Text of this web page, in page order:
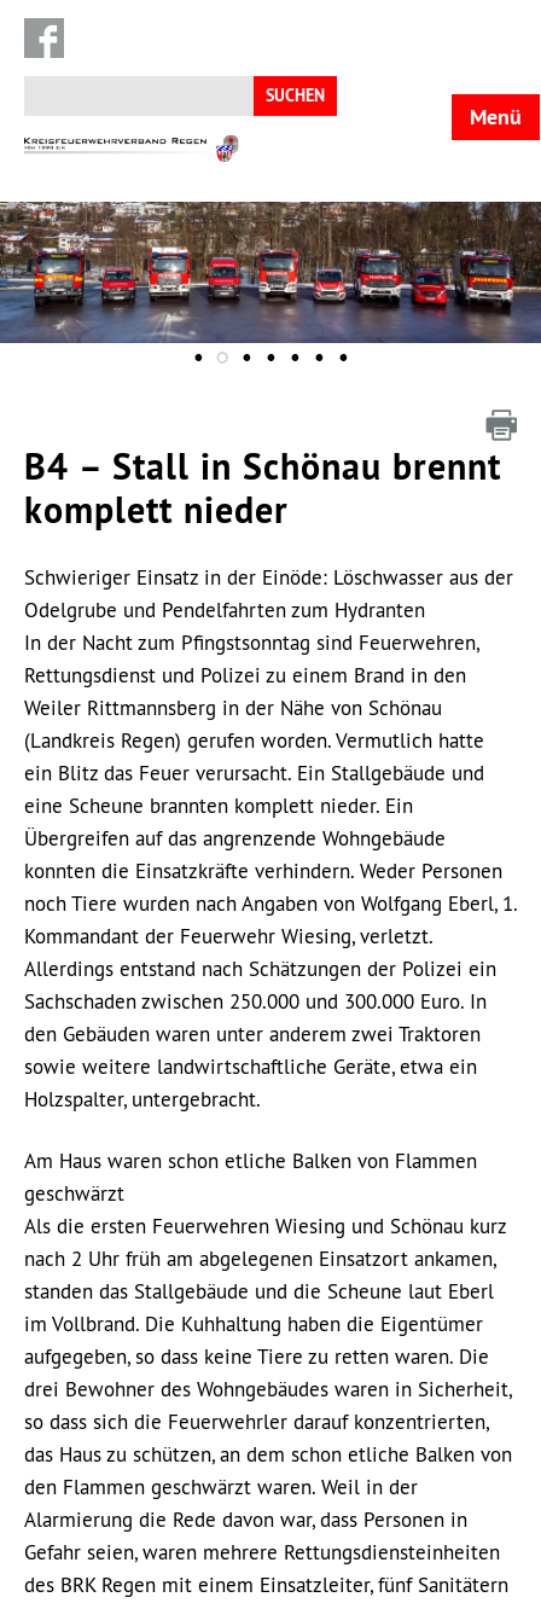
Suchen
nach:
KFV
Menü
B4 – Stall in Schönau brennt
komplett nieder
Schwieriger Einsatz in der Einöde: Löschwasser aus der
Odelgrube und Pendelfahrten zum Hydranten
In der Nacht zum Pfingstsonntag sind Feuerwehren,
Rettungsdienst und Polizei zu einem Brand in den
Weiler Rittmannsberg in der Nähe von Schönau
(Landkreis Regen) gerufen worden. Vermutlich hatte
ein Blitz das Feuer verursacht. Ein Stallgebäude und
eine Scheune brannten komplett nieder. Ein
Übergreifen auf das angrenzende Wohngebäude
konnten die Einsatzkräfte verhindern. Weder Personen
noch Tiere wurden nach Angaben von Wolfgang Eberl, 1.
Kommandant der Feuerwehr Wiesing, verletzt.
Allerdings entstand nach Schätzungen der Polizei ein
Sachschaden zwischen 250.000 und 300.000 Euro. In
den Gebäuden waren unter anderem zwei Traktoren
sowie weitere landwirtschaftliche Geräte, etwa ein
Holzspalter, untergebracht.
Am Haus waren schon etliche Balken von Flammen
geschwärzt
Als die ersten Feuerwehren Wiesing und Schönau kurz
nach 2 Uhr früh am abgelegenen Einsatzort ankamen,
standen das Stallgebäude und die Scheune laut Eberl
im Vollbrand. Die Kuhhaltung haben die Eigentümer
aufgegeben, so dass keine Tiere zu retten waren. Die
drei Bewohner des Wohngebäudes waren in Sicherheit,
so dass sich die Feuerwehrler darauf konzentrierten,
das Haus zu schützen, an dem schon etliche Balken von
den Flammen geschwärzt waren. Weil in der
Alarmierung die Rede davon war, dass Personen in
Gefahr seien, waren mehrere Rettungsdiensteinheiten
des BRK Regen mit einem Einsatzleiter, fünf Sanitätern